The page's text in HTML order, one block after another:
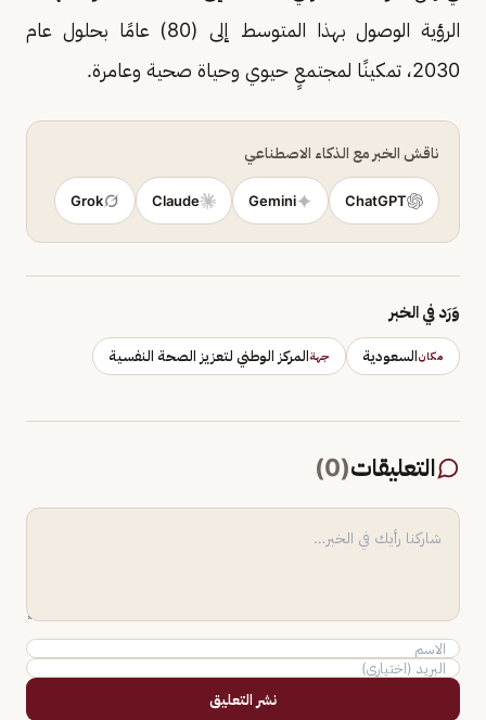
الرؤية الوصول بهذا المتوسط إلى (80) عامًا بحلول عام
2030، تمكينًا لمجتمعٍ حيوي وحياة صحية وعامرة.
ناقش الخبر مع الذكاء الاصطناعي
ChatGPT
Gemini
Claude
Grok
وَرَد في الخبر
مكانالسعودية جهةالمركز الوطني لتعزيز الصحة النفسية
التعليقات(
0
)
نشر التعليق